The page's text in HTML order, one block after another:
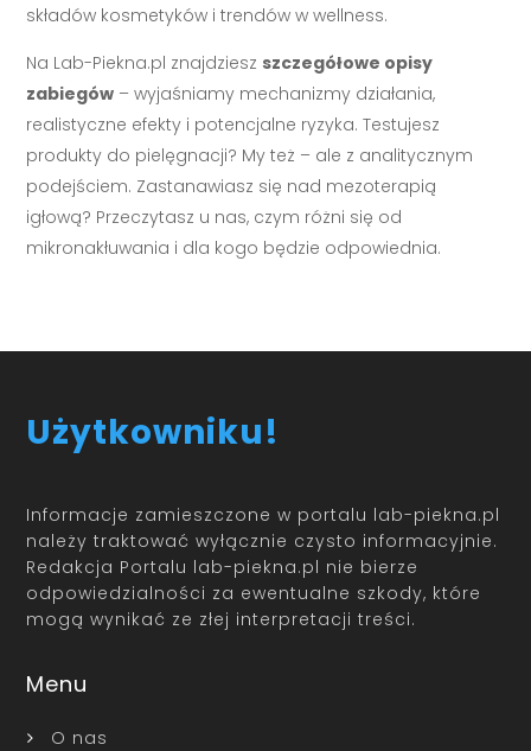
składów kosmetyków i trendów w wellness.
Na Lab-Piekna.pl znajdziesz szczegółowe opisy
zabiegów – wyjaśniamy mechanizmy działania,
realistyczne efekty i potencjalne ryzyka. Testujesz
produkty do pielęgnacji? My też – ale z analitycznym
podejściem. Zastanawiasz się nad mezoterapią
igłową? Przeczytasz u nas, czym różni się od
mikronakłuwania i dla kogo będzie odpowiednia.
Użytkowniku!
Informacje zamieszczone w portalu lab-piekna.pl
należy traktować wyłącznie czysto informacyjnie.
Redakcja Portalu lab-piekna.pl nie bierze
odpowiedzialności za ewentualne szkody, które
mogą wynikać ze złej interpretacji treści.
Menu
O nas